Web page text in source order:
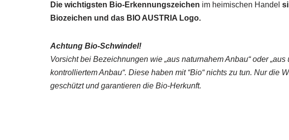
Die wichtigsten Bio-Erkennungszeichen im heimischen Handel
Biozeichen und das BIO AUSTRIA Logo.
Achtung Bio-Schwindel!
Vorsicht bei Bezeichnungen wie „aus naturnahem Anbau“ oder
kontrolliertem Anbau“. Diese haben mit “Bio“ nichts zu tun. Nur die
geschützt und garantieren die Bio-Herkunft.